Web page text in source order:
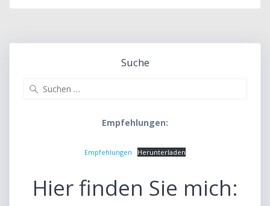
Suche
Empfehlungen:
Empfehlungen Herunterladen
Hier finden Sie mich: